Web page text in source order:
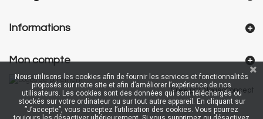
Informations
Mon compte
Créé par NageoConcept
Nous utilisons les cookies afin de fournir les services et fonctionnalités
proposés sur notre site et afin d’améliorer l’expérience de nos
utilisateurs. Les cookies sont des données qui sont téléchargés ou
stockés sur votre ordinateur ou sur tout autre appareil. En cliquant sur
”J’accepte”, vous acceptez l’utilisation des cookies. Vous pourrez